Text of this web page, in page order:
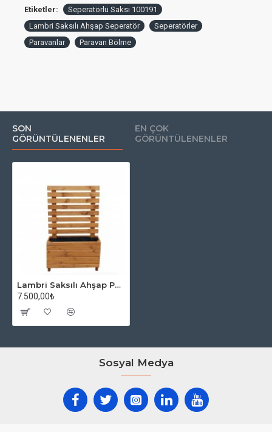
onların da hoşuna gidecek estetik bir dekorasyon
ürünü ile seperasyon sağlanmaktadır.
kuaför ve güzellik salonları seperatöre ilgi
göstermektedir.
istenilen her ölçüde üretilebilmektedir.
Bu modelimiz de diğer tüm
mekanda kullanılmakta, dış hava şartlarına (Yağmur, kar, sıcak,
soğuk...) dayanım göstermektedir.
İstediğiniz renk ve ölçülerde üretim yapılmaktadır.*
Türkiye'nin her yerine gönderim sağlanmaktadır.**
Etiketler:
Seperatörlü Saksı 100191
Lambri Saksılı Ahşap Seperatör
Seperatörler
Paravanlar
Paravan Bölme
SON
GÖRÜNTÜLENENLER
EN ÇOK
GÖRÜNTÜLENENLER
Lambri Saksılı Ahşap Paravan
7.500,00₺
Sosyal Medya